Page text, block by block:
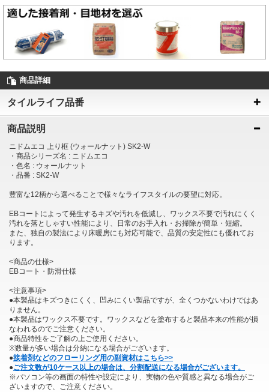
商品詳細
タイルライフ品番
商品説明
ニドムエコ 上り框 (ウォールナット) SK2-W
・商品シリーズ名 : ニドムエコ
・色名 : ウォールナット
・品番 : SK2-W
豊富な12柄から選べることで様々なライフスタイルの要望に対応。
EBコートによって発生するキズや汚れを低減し、ワックス不要で汚れにくく
汚れを落としゃすい性能により、日常のお手入れ・お掃除が簡単・短縮。
また、独自の製法により床暖房にも対応可能で、品質の安定性にも優れてお
ります。
<商品の仕様>
EBコート・防滑仕様
<注意事項>
●本製品はキズつきにくく、凹みにくい製品ですが、全くつかないわけではあ
りません。
●本製品はワックス不要です。ワックスなどを塗布すると製品本来の性能が損
なわれるのでご注意ください。
●商品特性をご了解の上ご使用ください。
※数量が多い場合は分納になる場合がございます。
●接着剤などのフローリング用の副資材はこちら>>
●ご注文数が10ケース以上の場合は、分割配送になる場合がございます。
※パソコン等の画面の特性や設定により、実物の色や質感と異なる場合がご
ざいますので、ご注意ください。